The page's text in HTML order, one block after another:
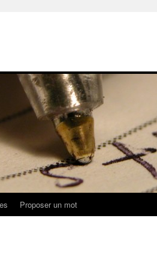
Proposer un mot